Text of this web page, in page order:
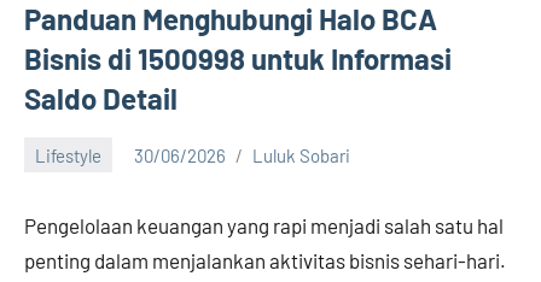
Panduan Menghubungi Halo BCA
Bisnis di 1500998 untuk Informasi
Saldo Detail
Lifestyle 30/06/2026 Luluk Sobari
Pengelolaan keuangan yang rapi menjadi salah satu hal
penting dalam menjalankan aktivitas bisnis sehari-hari.